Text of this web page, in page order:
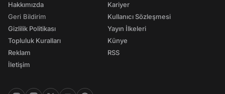
Hakkımızda
Geri Bildirim
Gizlilik Politikası
Topluluk Kuralları
Reklam
İletişim
Kariyer
Kullanıcı Sözleşmesi
Yayın İlkeleri
Künye
RSS